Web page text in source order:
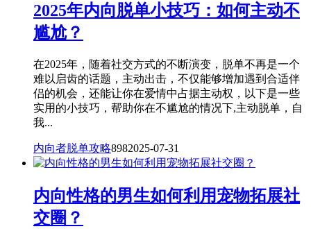
2025年内向脱单小技巧：如何主动不
尴尬？
在2025年，随着社交方式的不断演变，脱单不再是一个
难以启齿的话题，主动出击，不仅能够增加遇到合适伴
侣的机会，还能让你在爱情中占据主动权，以下是一些
实用的小技巧，帮助你在不尴尬的情况下,主动脱单，自
我...
内向者脱单攻略8982025-07-31
内向性格的男生如何利用宠物拓展社
交圈？